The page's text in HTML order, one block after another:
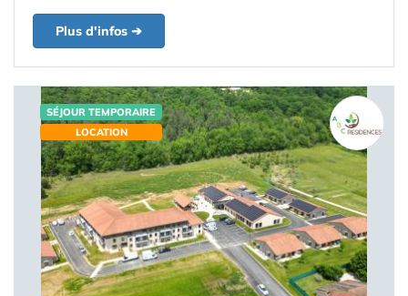
Plus d'infos ➔
SÉJOUR TEMPORAIRE
LOCATION